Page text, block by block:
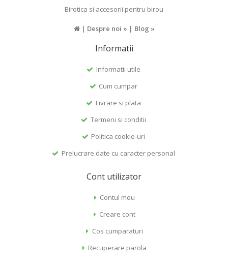
Birotica si accesorii pentru birou
| Despre noi » | Blog »
Informatii
Informatii utile
Cum cumpar
Livrare si plata
Termeni si conditii
Politica cookie-uri
Prelucrare date cu caracter personal
Cont utilizator
Contul meu
Creare cont
Cos cumparaturi
Recuperare parola